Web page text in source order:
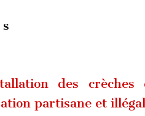
des
partisane et